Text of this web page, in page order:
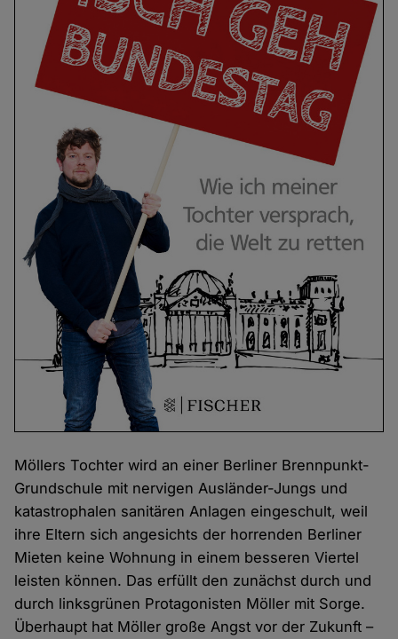
Möllers Tochter wird an einer Berliner Brennpunkt-
Grundschule mit nervigen Ausländer-Jungs und
katastrophalen sanitären Anlagen eingeschult, weil
ihre Eltern sich angesichts der horrenden Berliner
Mieten keine Wohnung in einem besseren Viertel
leisten können. Das erfüllt den zunächst durch und
durch linksgrünen Protagonisten Möller mit Sorge.
Überhaupt hat Möller große Angst vor der Zukunft –